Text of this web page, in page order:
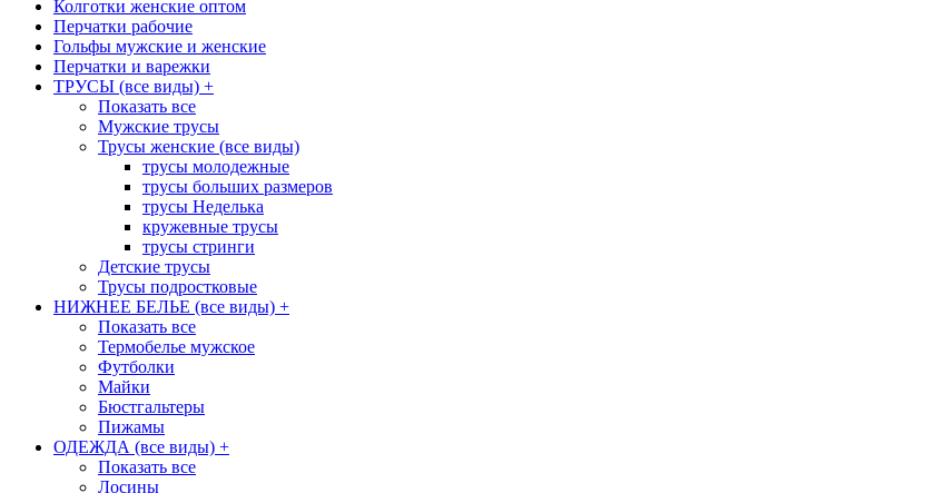
Колготки женские оптом
Перчатки рабочие
Гольфы мужские и женские
Перчатки и варежки
ТРУСЫ (все виды) +
Показать все
Мужские трусы
Трусы женские (все виды)
трусы молодежные
трусы больших размеров
трусы Неделька
кружевные трусы
трусы стринги
Детские трусы
Трусы подростковые
НИЖНЕЕ БЕЛЬЕ (все виды) +
Показать все
Термобелье мужское
Футболки
Майки
Бюстгальтеры
Пижамы
ОДЕЖДА (все виды) +
Показать все
Лосины